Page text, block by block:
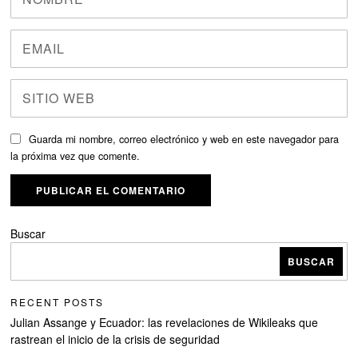
Guarda mi nombre, correo electrónico y web en este navegador para
la próxima vez que comente.
Buscar
BUSCAR
RECENT POSTS
Julian Assange y Ecuador: las revelaciones de Wikileaks que
rastrean el inicio de la crisis de seguridad